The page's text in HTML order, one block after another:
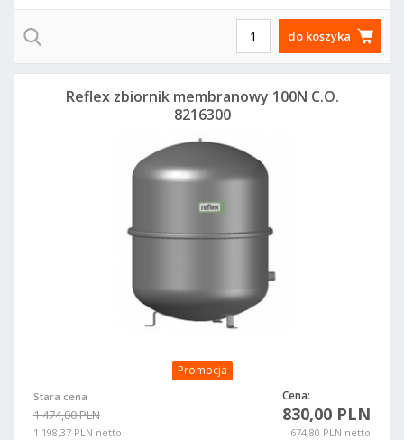
do koszyka
Promocja
Stara cena
1 474,00 PLN
1 198,37 PLN netto
Cena:
830,00 PLN
674,80 PLN netto
Reflex zbiornik membranowy 100N C.O.
8216300